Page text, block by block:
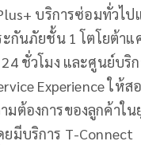
บริการซ่อมทั่วไ
ะกันภัยชั้น 1 โตโยต้าแ
ชั่วโมง และศูนย์บริก
Experience ให้ส
มต้องการของลูกค้าใ
ยมีบริการ T-Connect